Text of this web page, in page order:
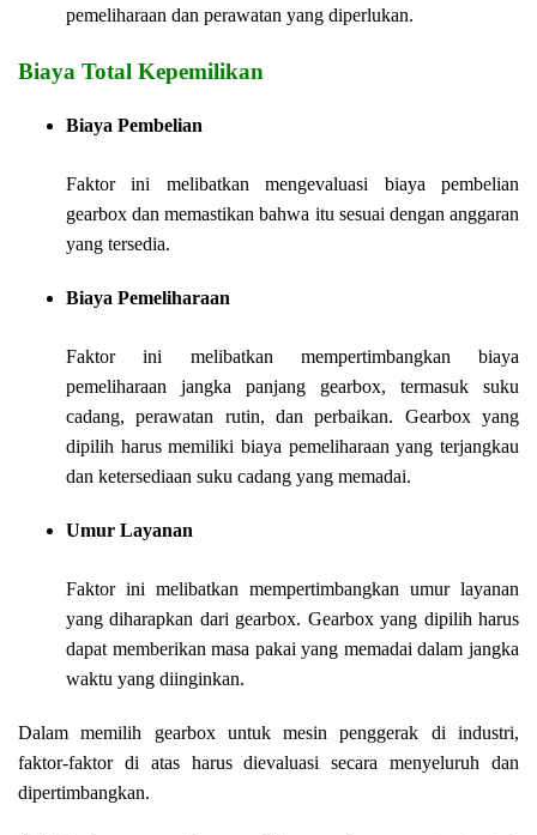
pemeliharaan dan perawatan yang diperlukan.
Biaya Total Kepemilikan
Biaya Pembelian
Faktor ini melibatkan mengevaluasi biaya pembelian
gearbox dan memastikan bahwa itu sesuai dengan anggaran
yang tersedia.
Biaya Pemeliharaan
Faktor ini melibatkan mempertimbangkan biaya
pemeliharaan jangka panjang gearbox, termasuk suku
cadang, perawatan rutin, dan perbaikan. Gearbox yang
dipilih harus memiliki biaya pemeliharaan yang terjangkau
dan ketersediaan suku cadang yang memadai.
Umur Layanan
Faktor ini melibatkan mempertimbangkan umur layanan
yang diharapkan dari gearbox. Gearbox yang dipilih harus
dapat memberikan masa pakai yang memadai dalam jangka
waktu yang diinginkan.
Dalam memilih gearbox untuk mesin penggerak di industri,
faktor-faktor di atas harus dievaluasi secara menyeluruh dan
dipertimbangkan.